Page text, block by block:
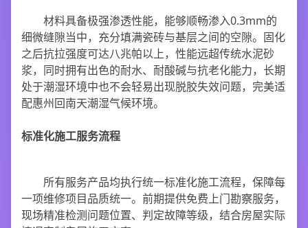
材料具备极强渗透性能，能够顺畅渗入0.3mm的
细微缝隙当中，充分填满瓷砖与基层之间的空隙。固化
之后抗拉强度可达八兆帕以上，性能远超传统水泥砂
浆，同时拥有出色的耐水、耐酸碱与抗老化能力，长期
处于潮湿环境中也不会轻易出现脱胶失效问题，完美适
配惠州回南天潮湿气候环境。
标准化施工服务流程
所有服务产品均执行统一标准化施工流程，保障每
一项维修项目品质统一。前期提供免费上门勘察服务，
现场精准检测问题位置、判定故障等级，结合房屋实际